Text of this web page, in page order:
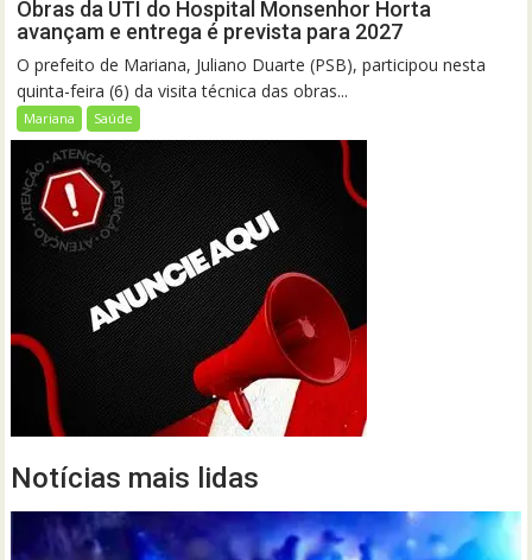
Obras da UTI do Hospital Monsenhor Horta
avançam e entrega é prevista para 2027
O prefeito de Mariana, Juliano Duarte (PSB), participou nesta
quinta-feira (6) da visita técnica das obras...
Mariana Saúde
Notícias mais lidas